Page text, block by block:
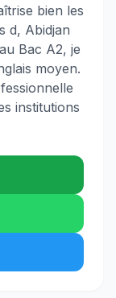
bien les
d, Abidjan
Bac A2, je
moyen.
institutions